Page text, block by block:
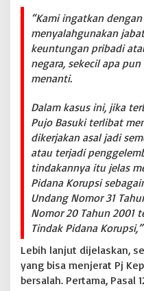
d
a
n
a
u
p
s
i
“Kami ingatkan
menyalahgunakan
keuntungan pribadi
negara, sekecil apa
menanti.
Dalam kasus ini, jika
Pujo Basuki terlibat
dikerjakan asal jadi
atau terjadi
tindakannya itu jelas
Pidana Korupsi
Undang Nomor 31
Nomor 20 Tahun 2001
Tindak Pidana
Lebih lanjut dijelaskan,
yang bisa menjerat Pj
bersalah. Pertama, Pasal